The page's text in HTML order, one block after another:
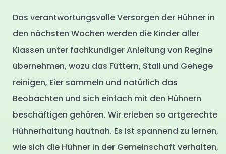
Das verantwortungsvolle Versorgen der Hühner in
den nächsten Wochen werden die Kinder aller
Klassen unter fachkundiger Anleitung von Regine
übernehmen, wozu das Füttern, Stall und Gehege
reinigen, Eier sammeln und natürlich das
Beobachten und sich einfach mit den Hühnern
beschäftigen gehören. Wir erleben so artgerechte
Hühnerhaltung hautnah. Es ist spannend zu lernen,
wie sich die Hühner in der Gemeinschaft verhalten,